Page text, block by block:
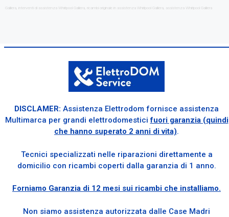
Galliera, interventi di assistenza Whirlpool Galliera, ricambi originale in assistenza Whirlpool Galliera, assistenza Whirlpool Galliera
DISCLAMER: Assistenza Elettrodom fornisce assistenza
Multimarca per grandi elettrodomesticifuori garanzia (quindi
che hanno superato 2 anni di vita).
Tecnici specializzati nelle riparazioni direttamente a
domicilio con ricambi coperti dalla garanzia di 1 anno.
Forniamo Garanzia di 12 mesi sui ricambi che installiamo.
Non siamo assistenza autorizzata dalle Case Madri